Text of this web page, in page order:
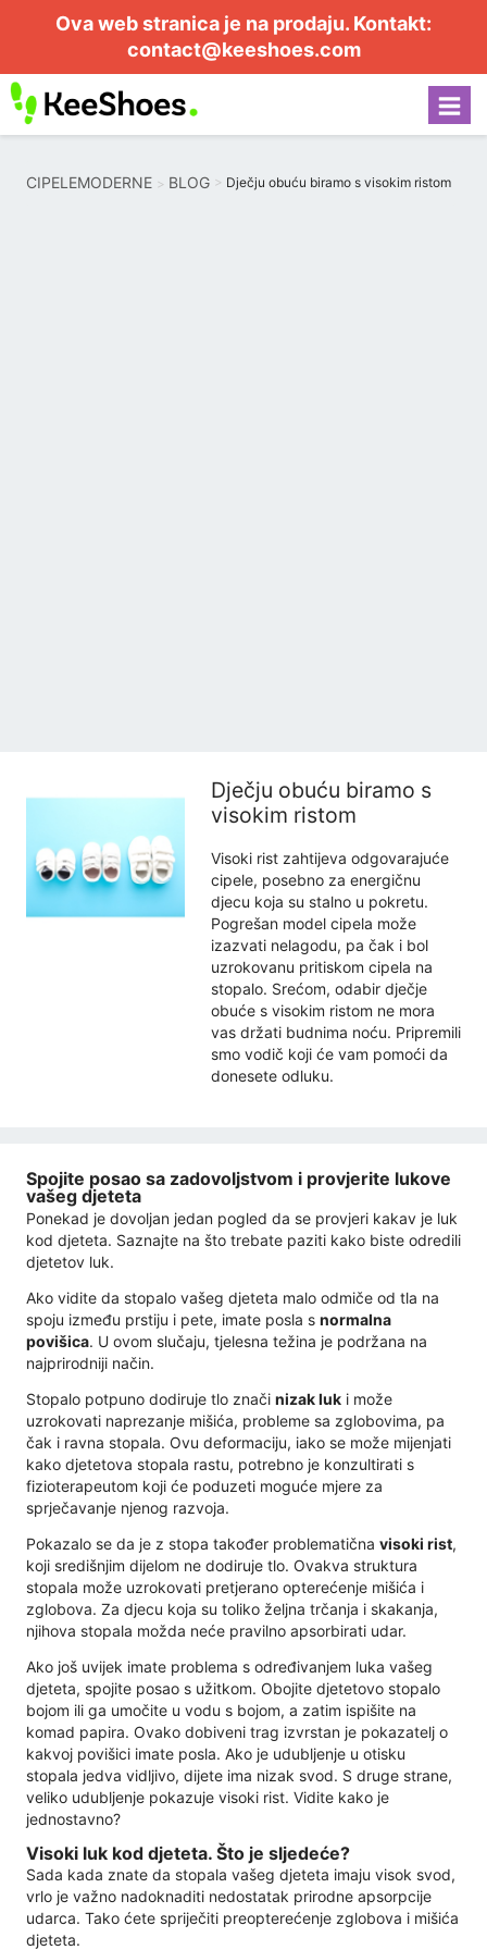
Ova web stranica je na prodaju. Kontakt:
contact@keeshoes.com
CIPELEMODERNE BLOG Dječju obuću biramo s visokim ristom
Dječju obuću biramo s
visokim ristom
Visoki rist zahtijeva odgovarajuće
cipele, posebno za energičnu
djecu koja su stalno u pokretu.
Pogrešan model cipela može
izazvati nelagodu, pa čak i bol
uzrokovanu pritiskom cipela na
stopalo. Srećom, odabir dječje
obuće s visokim ristom ne mora
vas držati budnima noću. Pripremili
smo vodič koji će vam pomoći da
donesete odluku.
Spojite posao sa zadovoljstvom i provjerite lukove
vašeg djeteta
Ponekad je dovoljan jedan pogled da se provjeri kakav je luk
kod djeteta. Saznajte na što trebate paziti kako biste odredili
djetetov luk.
Ako vidite da stopalo vašeg djeteta malo odmiče od tla na
spoju između prstiju i pete, imate posla s normalna
povišica. U ovom slučaju, tjelesna težina je podržana na
najprirodniji način.
Stopalo potpuno dodiruje tlo znači nizak luk i može
uzrokovati naprezanje mišića, probleme sa zglobovima, pa
čak i ravna stopala. Ovu deformaciju, iako se može mijenjati
kako djetetova stopala rastu, potrebno je konzultirati s
fizioterapeutom koji će poduzeti moguće mjere za
sprječavanje njenog razvoja.
Pokazalo se da je z stopa također problematična visoki rist,
koji središnjim dijelom ne dodiruje tlo. Ovakva struktura
stopala može uzrokovati pretjerano opterećenje mišića i
zglobova. Za djecu koja su toliko željna trčanja i skakanja,
njihova stopala možda neće pravilno apsorbirati udar.
Ako još uvijek imate problema s određivanjem luka vašeg
djeteta, spojite posao s užitkom. Obojite djetetovo stopalo
bojom ili ga umočite u vodu s bojom, a zatim ispišite na
komad papira. Ovako dobiveni trag izvrstan je pokazatelj o
kakvoj povišici imate posla. Ako je udubljenje u otisku
stopala jedva vidljivo, dijete ima nizak svod. S druge strane,
veliko udubljenje pokazuje visoki rist. Vidite kako je
jednostavno?
Visoki luk kod djeteta. Što je sljedeće?
Sada kada znate da stopala vašeg djeteta imaju visok svod,
vrlo je važno nadoknaditi nedostatak prirodne apsorpcije
udarca. Tako ćete spriječiti preopterećenje zglobova i mišića
djeteta.